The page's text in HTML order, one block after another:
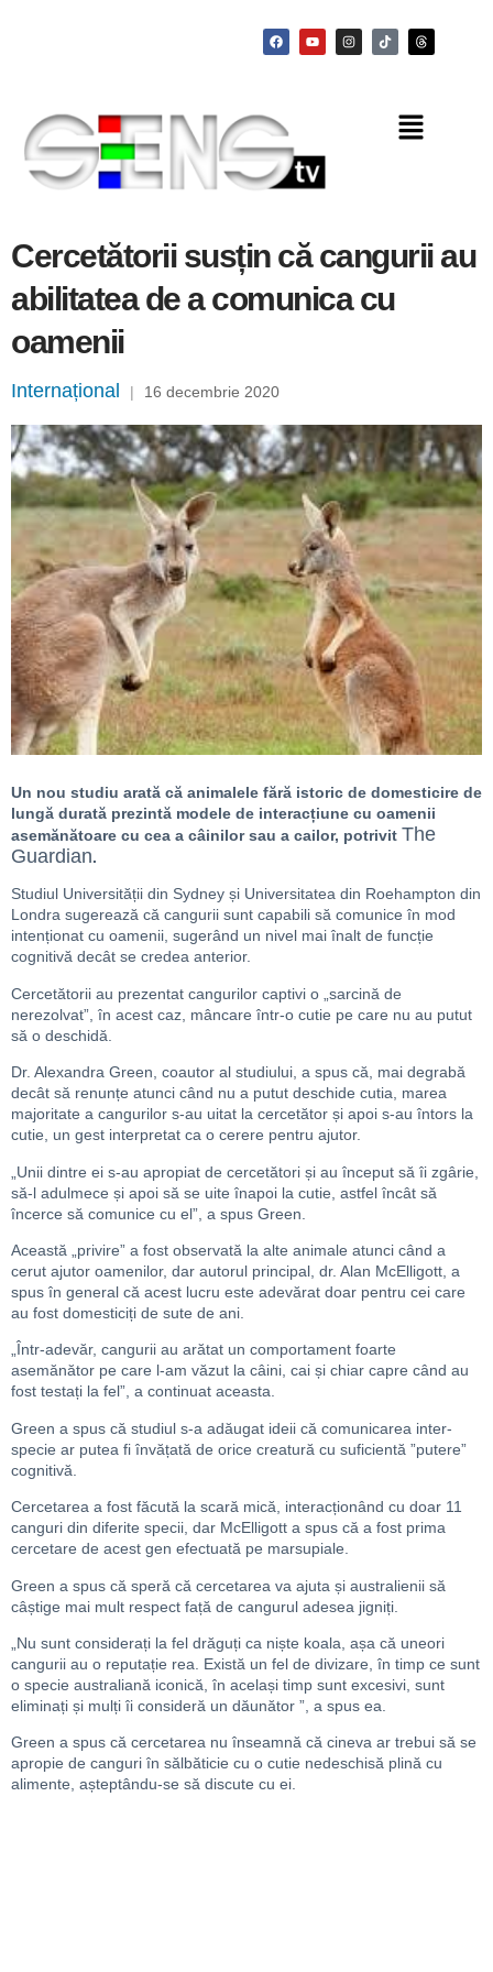
Cercetătorii susțin că cangurii au
abilitatea de a comunica cu
oamenii
Internațional | 16 decembrie 2020
Un nou studiu arată că animalele fără istoric de domesticire de
lungă durată prezintă modele de interacțiune cu oamenii
asemănătoare cu cea a câinilor sau a cailor, potrivit The
Guardian.
Studiul Universității din Sydney și Universitatea din Roehampton din
Londra sugerează că cangurii sunt capabili să comunice în mod
intenționat cu oamenii, sugerând un nivel mai înalt de funcție
cognitivă decât se credea anterior.
Cercetătorii au prezentat cangurilor captivi o „sarcină de
nerezolvat”, în acest caz, mâncare într-o cutie pe care nu au putut
să o deschidă.
Dr. Alexandra Green, coautor al studiului, a spus că, mai degrabă
decât să renunțe atunci când nu a putut deschide cutia, marea
majoritate a cangurilor s-au uitat la cercetător și apoi s-au întors la
cutie, un gest interpretat ca o cerere pentru ajutor.
„Unii dintre ei s-au apropiat de cercetători și au început să îi zgârie,
să-l adulmece și apoi să se uite înapoi la cutie, astfel încât să
încerce să comunice cu el”, a spus Green.
Această „privire” a fost observată la alte animale atunci când a
cerut ajutor oamenilor, dar autorul principal, dr. Alan McElligott, a
spus în general că acest lucru este adevărat doar pentru cei care
au fost domesticiți de sute de ani.
„Într-adevăr, cangurii au arătat un comportament foarte
asemănător pe care l-am văzut la câini, cai și chiar capre când au
fost testați la fel”, a continuat aceasta.
Green a spus că studiul s-a adăugat ideii că comunicarea inter-
specie ar putea fi învățată de orice creatură cu suficientă ”putere”
cognitivă.
Cercetarea a fost făcută la scară mică, interacționând cu doar 11
canguri din diferite specii, dar McElligott a spus că a fost prima
cercetare de acest gen efectuată pe marsupiale.
Green a spus că speră că cercetarea va ajuta și australienii să
câștige mai mult respect față de cangurul adesea jigniți.
„Nu sunt considerați la fel drăguți ca niște koala, așa că uneori
cangurii au o reputație rea. Există un fel de divizare, în timp ce sunt
o specie australiană iconică, în același timp sunt excesivi, sunt
eliminați și mulți îi consideră un dăunător ”, a spus ea.
Green a spus că cercetarea nu înseamnă că cineva ar trebui să se
apropie de canguri în sălbăticie cu o cutie nedeschisă plină cu
alimente, așteptându-se să discute cu ei.